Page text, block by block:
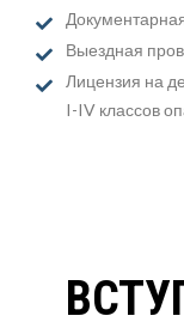
Выездная
Лицензия на
I-IV классов